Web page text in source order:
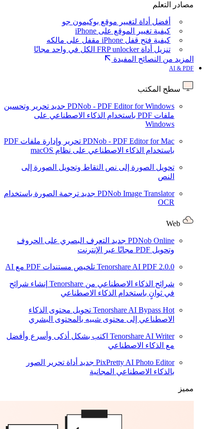
مصادر التعلم
أفضل أداة لتغيير موقع بوكيمون جو
كيفية تغيير الموقع على iPhone
كيفية فتح قفل iPhone مقفل على مالكه
تنزيل أداة FRP unlocker الكل في واحد مجانًا
المزيد من النصائح المفيدة
AI & PDF
سطح المكتب
PDNob - PDF Editor for Windows جديد تحرير وتحسين
ملفات PDF باستخدام الذكاء الاصطناعي على
Windows
PDNob - PDF Editor for Mac
تحرير وإدارة ملفات PDF
باستخدام الذكاء الاصطناعي على نظام macOS
تحويل الصورة إلى نص التقاط وتحويل الصورة إلى
النص
PDNob Image Translator جديد ترجمة الصورة باستخدام
OCR
PDNob Online جديد التعرف البصري على الحروف
وتحويل PDF مجانًا عبر الإنترنت
Tenorshare AI PDF 2.0.0 تلخيص مستندات PDF مع AI
شرائح الذكاء الاصطناعي من Tenorshare
إنشاء شرائح
في ثوانٍ باستخدام الذكاء الاصطناعي
Tenorshare AI Bypass Hot
تحويل محتوى الذكاء
الاصطناعي إلى محتوى شبيه بالمحتوى البشري
Tenorshare AI Writer اكتب بشكل أذكى وأسرع وأفضل
مع الذكاء الاصطناعي
PixPretty AI Photo Editor جديد أداة تحرير الصور
بالذكاء الاصطناعي المجانية
مميز